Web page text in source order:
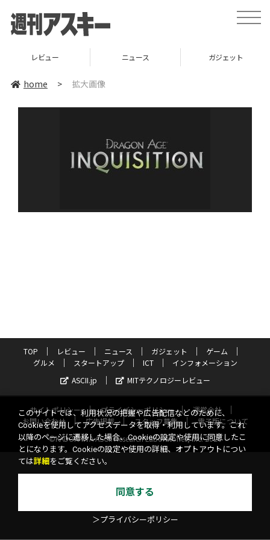
toggle
レビュー ニュース ガジェット
home > 拡大画像
TOP レビュー ニュース ガジェット
ゲーム
グルメ
スタートアップ ICT
インフォメーション
ASCII.jp
MITテクノロジーレビュー
サイトポリシー プライバシーポリシー
運営会社
お問い合わせ
広告掲載 スタッフ募集
電子版について
©KADOKAWA ASCII Research Laboratories, Inc. 2026
このサイトでは、利用状況の把握や広告配信などのために、
Cookieを使用してアクセスデータを取得・利用しています。これ
以降のページに遷移した場合、Cookieの設定や使用に同意したこ
とになります。Cookieの設定や使用の詳細、オプトアウトについ
ては詳細 をご覧ください。
同意する
＞プライバシーポリシー